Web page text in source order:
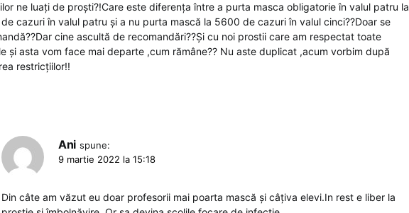
ne luați de proști?!Care este diferența între a purta masca obligatorie în valul patru la
cazuri în valul patru și a nu purta mască la 5600 de cazuri în valul cinci??Doar se
cine ascultă de recomandări??Și cu noi prostii care am respectat toate
și asta vom face mai departe ,cum rămâne?? Nu aste duplicat ,acum vorbim după
restricțiilor!!
Ani spune:
9 martie 2022 la 15:18
Din câte am văzut eu doar profesorii mai poarta mască și câțiva elevi.In rest e liber la